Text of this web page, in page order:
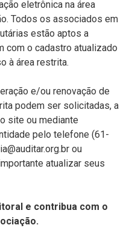
eletrônica na área
Todos os associados em
estão aptos a
com o cadastro atualizado
à área restrita.
e/ou renovação de
podem ser solicitadas, a
site ou mediante
pelo telefone (61-
ou
atualizar seus
e contribua com o